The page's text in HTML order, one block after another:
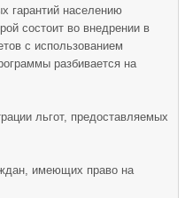
гарантий населению
состоит во внедрении в
с использованием
разбивается на
льгот, предоставляемых
имеющих право на